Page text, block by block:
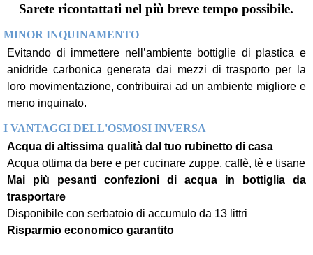
Sarete ricontattati nel più breve tempo possibile.
MINOR INQUINAMENTO
Evitando di immettere nell’ambiente bottiglie di plastica e
anidride carbonica generata dai mezzi di trasporto per la
loro movimentazione, contribuirai ad un ambiente migliore e
meno inquinato.
I VANTAGGI DELL'OSMOSI INVERSA
Acqua di altissima qualità dal tuo rubinetto di casa
Acqua ottima da bere e per cucinare zuppe, caffè, tè e tisane
Mai più pesanti confezioni di acqua in bottiglia da
trasportare
Disponibile con serbatoio di accumulo da 13 littri
Risparmio economico garantito